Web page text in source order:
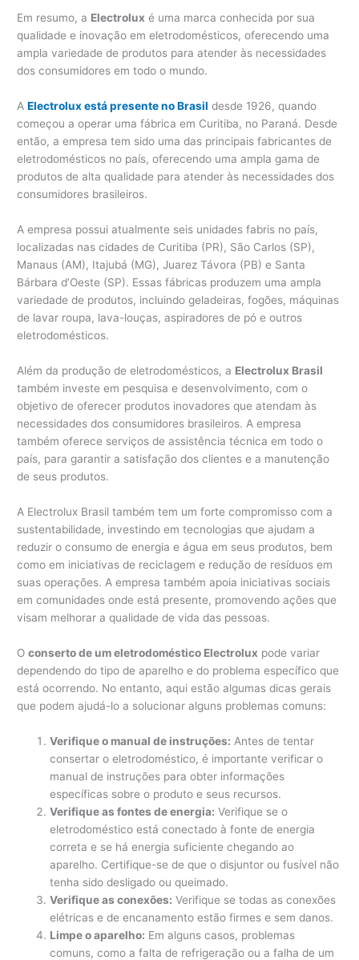
Em resumo, a Electrolux é uma marca conhecida por sua
qualidade e inovação em eletrodomésticos, oferecendo uma
ampla variedade de produtos para atender às necessidades
dos consumidores em todo o mundo.
AElectrolux está presente no Brasil desde 1926, quando
começou a operar uma fábrica em Curitiba, no Paraná. Desde
então, a empresa tem sido uma das principais fabricantes de
eletrodomésticos no país, oferecendo uma ampla gama de
produtos de alta qualidade para atender às necessidades dos
consumidores brasileiros.
A empresa possui atualmente seis unidades fabris no país,
localizadas nas cidades de Curitiba (PR), São Carlos (SP),
Manaus (AM), Itajubá (MG), Juarez Távora (PB) e Santa
Bárbara d’Oeste (SP). Essas fábricas produzem uma ampla
variedade de produtos, incluindo geladeiras, fogões, máquinas
de lavar roupa, lava-louças, aspiradores de pó e outros
eletrodomésticos.
Além da produção de eletrodomésticos, a Electrolux Brasil
também investe em pesquisa e desenvolvimento, com o
objetivo de oferecer produtos inovadores que atendam às
necessidades dos consumidores brasileiros. A empresa
também oferece serviços de assistência técnica em todo o
país, para garantir a satisfação dos clientes e a manutenção
de seus produtos.
A Electrolux Brasil também tem um forte compromisso com a
sustentabilidade, investindo em tecnologias que ajudam a
reduzir o consumo de energia e água em seus produtos, bem
como em iniciativas de reciclagem e redução de resíduos em
suas operações. A empresa também apoia iniciativas sociais
em comunidades onde está presente, promovendo ações que
visam melhorar a qualidade de vida das pessoas.
Oconserto de um eletrodoméstico Electrolux pode variar
dependendo do tipo de aparelho e do problema específico que
está ocorrendo. No entanto, aqui estão algumas dicas gerais
que podem ajudá-lo a solucionar alguns problemas comuns:
Verifique o manual de instruções: Antes de tentar
consertar o eletrodoméstico, é importante verificar o
manual de instruções para obter informações
específicas sobre o produto e seus recursos.
Verifique as fontes de energia: Verifique se o
eletrodoméstico está conectado à fonte de energia
correta e se há energia suficiente chegando ao
aparelho. Certifique-se de que o disjuntor ou fusível não
tenha sido desligado ou queimado.
Verifique as conexões: Verifique se todas as conexões
elétricas e de encanamento estão firmes e sem danos.
Limpe o aparelho: Em alguns casos, problemas
comuns, como a falta de refrigeração ou a falha de um